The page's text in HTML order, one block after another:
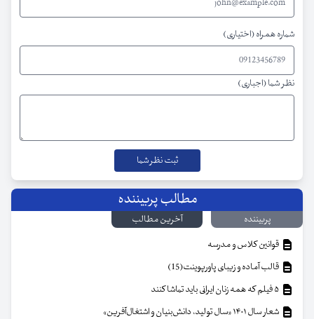
شماره همراه (اختیاری)
نظر شما (اجباری)
مطالب پربیننده
پربیننده
آخرین مطالب
قوانین کلاس و مدرسه
قالب آماده و زیبای پاورپوینت(15)
شعار سال ۱۴۰۱ «سال تولید، دانش‌بنیان و اشتغال‌آفرین»